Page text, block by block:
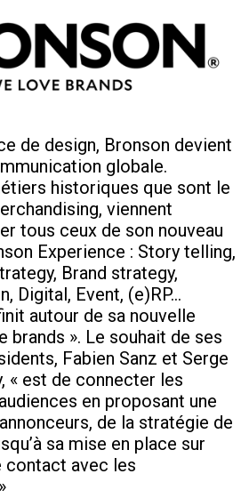
de design, Bronson devient
globale.
historiques que sont le
viennent
tous ceux de son nouveau
Experience : Story telling,
Brand strategy,
Digital, Event, (e)RP…
autour de sa nouvelle
brands ». Le souhait de ses
Fabien Sanz et Serge
« est de connecter les
en proposant une
de la stratégie de
sa mise en place sur
contact avec les